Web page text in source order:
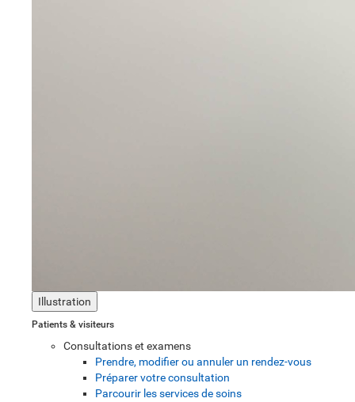
Illustration
Patients & visiteurs
Consultations et examens
Prendre, modifier ou annuler un rendez-vous
Préparer votre consultation
Parcourir les services de soins